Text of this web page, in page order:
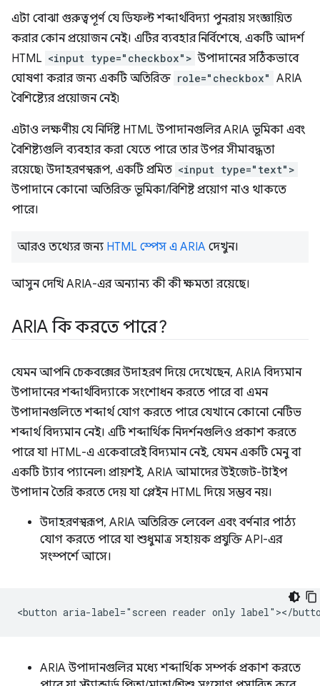
এটা বোঝা গুরুত্বপূর্ণ যে ডিফল্ট শব্দার্থবিদ্যা পুনরায় সংজ্ঞায়িত
করার কোন প্রয়োজন নেই। এটির ব্যবহার নির্বিশেষে, একটি আদর্শ
HTML <input type="checkbox"> উপাদানের সঠিকভাবে
ঘোষণা করার জন্য একটি অতিরিক্ত role="checkbox" ARIA
বৈশিষ্ট্যের প্রয়োজন নেই৷
এটাও লক্ষণীয় যে নির্দিষ্ট HTML উপাদানগুলির ARIA ভূমিকা এবং
বৈশিষ্ট্যগুলি ব্যবহার করা যেতে পারে তার উপর সীমাবদ্ধতা
রয়েছে৷ উদাহরণস্বরূপ, একটি প্রমিত <input type="text">
উপাদানে কোনো অতিরিক্ত ভূমিকা/বিশিষ্ট প্রয়োগ নাও থাকতে
পারে।
আরও তথ্যের জন্য HTML স্পেস এ ARIA দেখুন।
আসুন দেখি ARIA-এর অন্যান্য কী কী ক্ষমতা রয়েছে।
ARIA কি করতে পারে?
যেমন আপনি চেকবক্সের উদাহরণ দিয়ে দেখেছেন, ARIA বিদ্যমান
উপাদানের শব্দার্থবিদ্যাকে সংশোধন করতে পারে বা এমন
উপাদানগুলিতে শব্দার্থ যোগ করতে পারে যেখানে কোনো নেটিভ
শব্দার্থ বিদ্যমান নেই। এটি শব্দার্থিক নিদর্শনগুলিও প্রকাশ করতে
পারে যা HTML-এ একেবারেই বিদ্যমান নেই, যেমন একটি মেনু বা
একটি ট্যাব প্যানেল৷ প্রায়শই, ARIA আমাদের উইজেট-টাইপ
উপাদান তৈরি করতে দেয় যা প্লেইন HTML দিয়ে সম্ভব নয়।
উদাহরণস্বরূপ, ARIA অতিরিক্ত লেবেল এবং বর্ণনার পাঠ্য
যোগ করতে পারে যা শুধুমাত্র সহায়ক প্রযুক্তি API-এর
সংস্পর্শে আসে।
ARIA উপাদানগুলির মধ্যে শব্দার্থিক সম্পর্ক প্রকাশ করতে